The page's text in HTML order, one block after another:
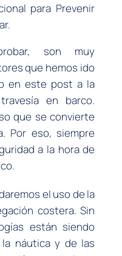
para Prevenir
son muy
que hemos ido
en este post a la
en barco.
que se convierte
Por eso, siempre
a la hora de
el uso de la
costera. Sin
están siendo
náutica y de las